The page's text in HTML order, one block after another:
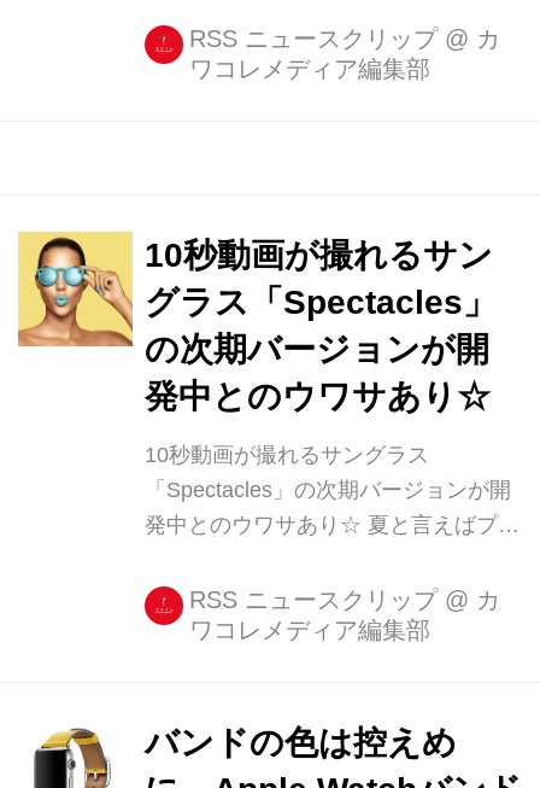
ジェットを販売している「RINGLY(リ
ングリー)」から、フィットネストラッ
RSS ニュースクリップ @ カ
ワコレメディア編集部
10秒動画が撮れるサン
グラス「Spectacles」
の次期バージョンが開
発中とのウワサあり☆
10秒動画が撮れるサングラス
「Spectacles」の次期バージョンが開
発中とのウワサあり☆ 夏と言えばプー
いている時はカメラ機能を呼び出して
写真を撮るのに時間をかかって、良い
ングラス「Spectacles( [...]
RSS ニュースクリップ @ カ
ワコレメディア編集部
バンドの色は控えめ